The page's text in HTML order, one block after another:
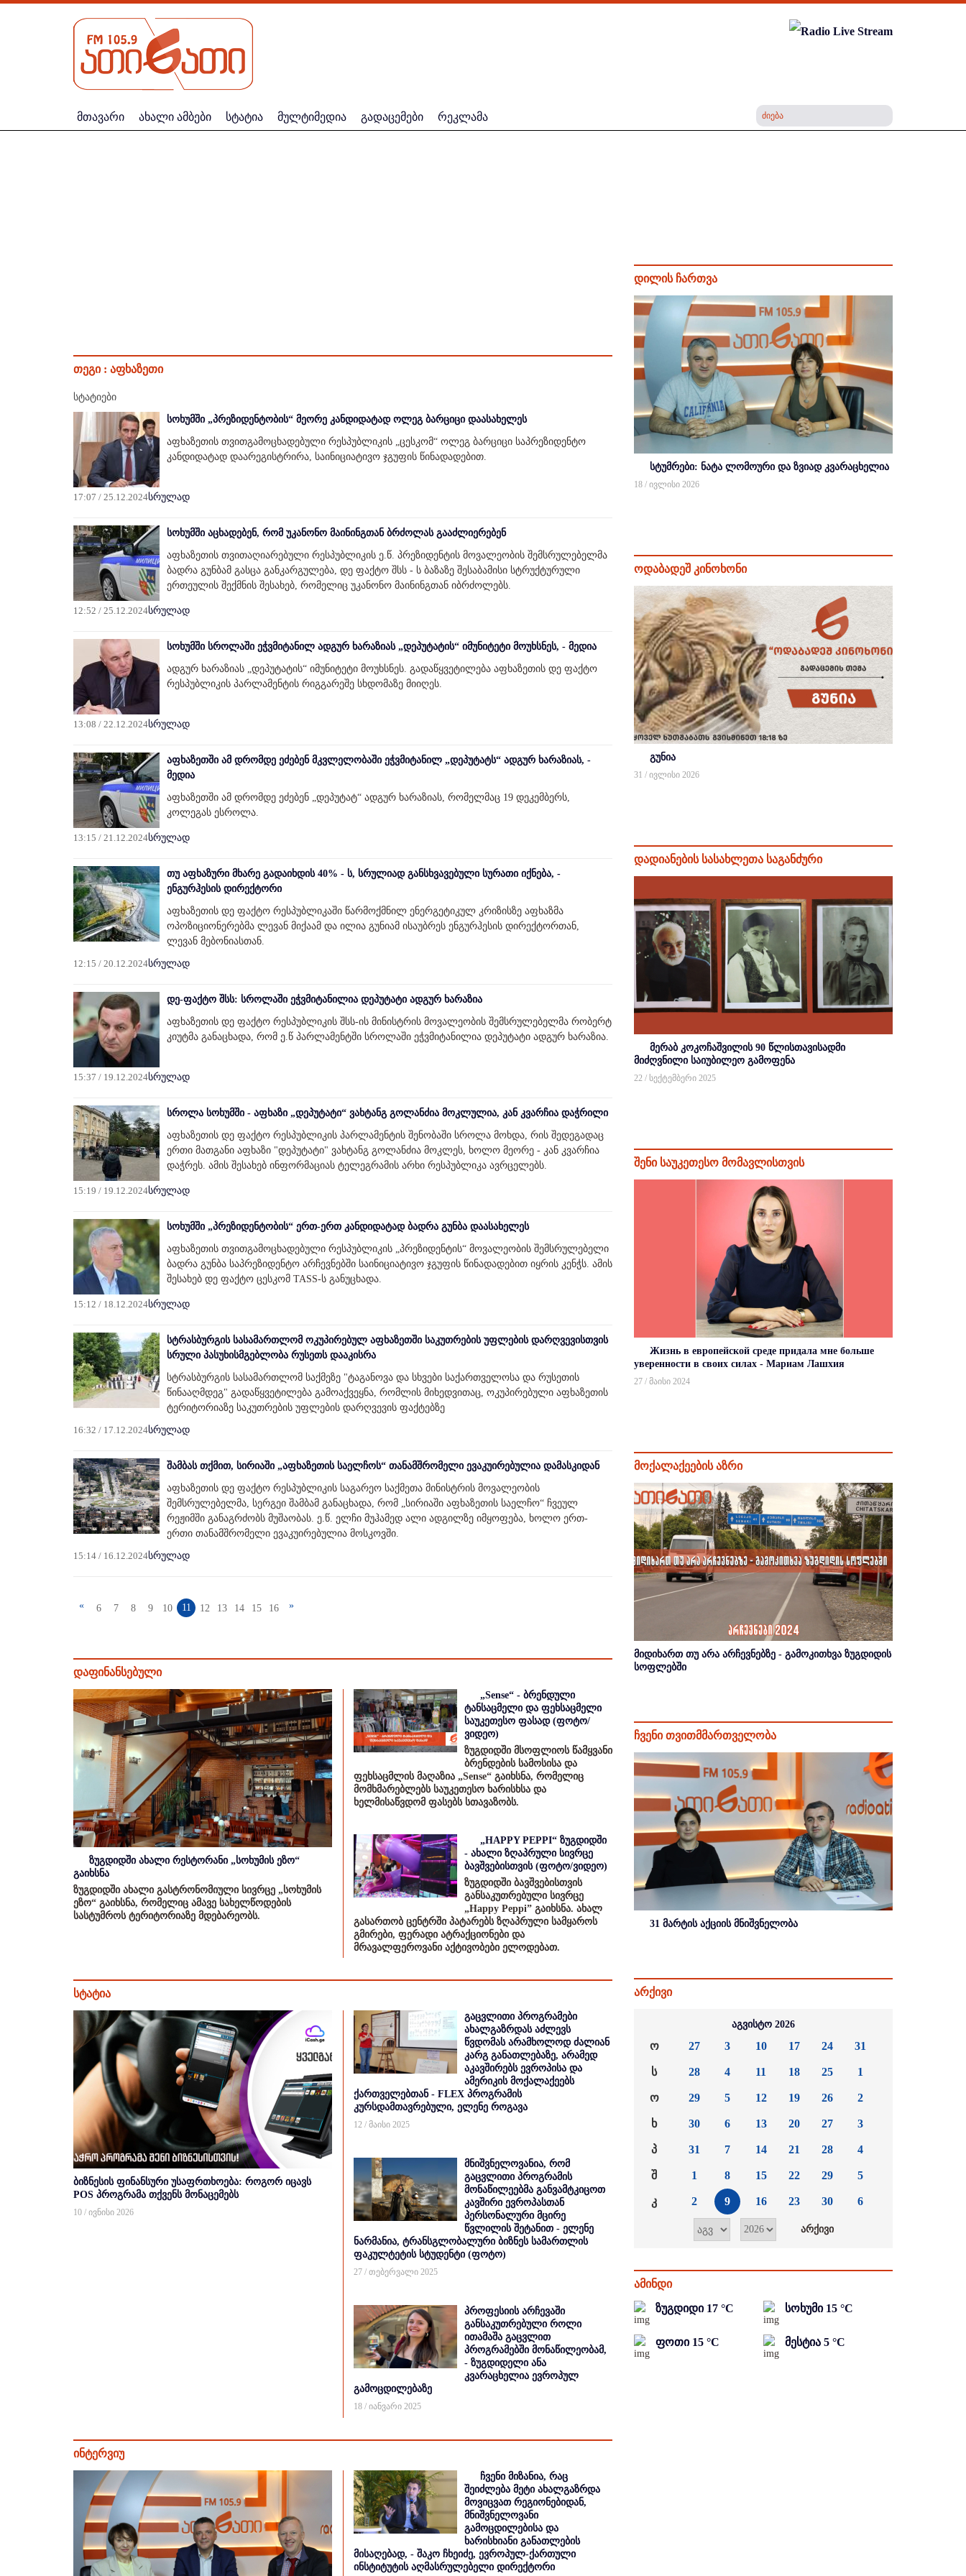
მთავარი ახალი ამბები სტატია მულტიმედია გადაცემები რეკლამა
თეგი : აფხაზეთი
სტატიები
სოხუმში „პრეზიდენტობის“ მეორე კანდიდატად ოლეგ ბარციცი დაასახელეს
აფხაზეთის თვითგამოცხადებული რესპუბლიკის „ცესკომ“ ოლეგ ბარციცი საპრეზიდენტო
კანდიდატად დაარეგისტრირა, საინიციატივო ჯგუფის წინადადებით.
17:07 / 25.12.2024სრულად
სოხუმში აცხადებენ, რომ უკანონო მაინინგთან ბრძოლას გააძლიერებენ
აფხაზეთის თვითაღიარებული რესპუბლიკის ე.წ. პრეზიდენტის მოვალეობის შემსრულებელმა
ბადრა გუნბამ გასცა განკარგულება, დე ფაქტო შსს - ს ბაზაზე შესაბამისი სტრუქტურული
ერთეულის შექმნის შესახებ, რომელიც უკანონო მაინინგთან იბრძოლებს.
12:52 / 25.12.2024სრულად
სოხუმში სროლაში ეჭვმიტანილ ადგურ ხარაზიას „დეპუტატის“ იმუნიტეტი მოუხსნეს, - მედია
ადგურ ხარაზიას „დეპუტატის“ იმუნიტეტი მოუხსნეს. გადაწყვეტილება აფხაზეთის დე ფაქტო
რესპუბლიკის პარლამენტის რიგგარეშე სხდომაზე მიიღეს.
13:08 / 22.12.2024სრულად
აფხაზეთში ამ დრომდე ეძებენ მკვლელობაში ეჭვმიტანილ „დეპუტატს“ ადგურ ხარაზიას, -
მედია
აფხაზეთში ამ დრომდე ეძებენ „დეპუტატ“ ადგურ ხარაზიას, რომელმაც 19 დეკემბერს,
კოლეგას ესროლა.
13:15 / 21.12.2024სრულად
თუ აფხაზური მხარე გადაიხდის 40% - ს, სრულიად განსხვავებული სურათი იქნება, -
ენგურჰესის დირექტორი
აფხაზეთის დე ფაქტო რესპუბლიკაში წარმოქმნილ ენერგეტიკულ კრიზისზე აფხაზმა
ოპოზიციონერებმა ლევან მიქაამ და ილია გუნიამ ისაუბრეს ენგურჰესის დირექტორთან,
ლევან მებონიასთან.
12:15 / 20.12.2024სრულად
დე-ფაქტო შსს: სროლაში ეჭვმიტანილია დეპუტატი ადგურ ხარაზია
აფხაზეთის დე ფაქტო რესპუბლიკის შსს-ის მინისტრის მოვალეობის შემსრულებელმა რობერტ
კიუტმა განაცხადა, რომ ე.წ პარლამენტში სროლაში ეჭვმიტანილია დეპუტატი ადგურ ხარაზია.
15:37 / 19.12.2024სრულად
სროლა სოხუმში - აფხაზი „დეპუტატი“ ვახტანგ გოლანძია მოკლულია, კან კვარჩია დაჭრილი
აფხაზეთის დე ფაქტო რესპუბლიკის პარლამენტის შენობაში სროლა მოხდა, რის შედეგადაც
ერთი მათგანი აფხაზი "დეპუტატი" ვახტანგ გოლანძია მოკლეს, ხოლო მეორე - კან კვარჩია
დაჭრეს. ამის შესახებ ინფორმაციას ტელეგრამის არხი რესპუბლიკა ავრცელებს.
15:19 / 19.12.2024სრულად
სოხუმში „პრეზიდენტობის“ ერთ-ერთ კანდიდატად ბადრა გუნბა დაასახელეს
აფხაზეთის თვითგამოცხადებული რესპუბლიკის „პრეზიდენტის“ მოვალეობის შემსრულებელი
ბადრა გუნბა საპრეზიდენტო არჩევნებში საინიციატივო ჯგუფის წინადადებით იყრის კენჭს. ამის
შესახებ დე ფაქტო ცესკომ TASS-ს განუცხადა.
15:12 / 18.12.2024სრულად
სტრასბურგის სასამართლომ ოკუპირებულ აფხაზეთში საკუთრების უფლების დარღვევისთვის
სრული პასუხისმგებლობა რუსეთს დააკისრა
სტრასბურგის სასამართლომ საქმეზე "ტაგანოვა და სხვები საქართველოსა და რუსეთის
წინააღმდეგ" გადაწყვეტილება გამოაქვეყნა, რომლის მიხედვითაც, ოკუპირებული აფხაზეთის
ტერიტორიაზე საკუთრების უფლების დარღვევის ფაქტებზე
16:32 / 17.12.2024სრულად
შამბას თქმით, სირიაში „აფხაზეთის საელჩოს“ თანამშრომელი ევაკუირებულია დამასკიდან
აფხაზეთის დე ფაქტო რესპუბლიკის საგარეო საქმეთა მინისტრის მოვალეობის
შემსრულებელმა, სერგეი შამბამ განაცხადა, რომ „სირიაში აფხაზეთის საელჩო“ ჩვეულ
რეჟიმში განაგრძობს მუშაობას. ე.წ. ელჩი მუჰამედ ალი ადგილზე იმყოფება, ხოლო ერთ-
ერთი თანამშრომელი ევაკუირებულია მოსკოვში.
15:14 / 16.12.2024სრულად
« 6 7 8 9 10 11 12 13 14 15 16 »
დაფინანსებული
ზუგდიდში ახალი რესტორანი „სოხუმის ეზო“
გაიხსნა
ზუგდიდში ახალი გასტრონომიული სივრცე „სოხუმის
ეზო“ გაიხსნა, რომელიც ამავე სახელწოდების
სასტუმროს ტერიტორიაზე მდებარეობს.
„Sense“ - ბრენდული
ტანსაცმელი და ფეხსაცმელი
საუკეთესო ფასად (ფოტო/
ვიდეო)
ზუგდიდში მსოფლიოს წამყვანი
ბრენდების სამოსისა და
ფეხსაცმლის მაღაზია „Sense“ გაიხსნა, რომელიც
მომხმარებლებს საუკეთესო ხარისხსა და
ხელმისაწვდომ ფასებს სთავაზობს.
„HAPPY PEPPI“ ზუგდიდში
- ახალი ზღაპრული სივრცე
ბავშვებისთვის (ფოტო/ვიდეო)
ზუგდიდში ბავშვებისთვის
განსაკუთრებული სივრცე
„Happy Peppi” გაიხსნა. ახალ
გასართობ ცენტრში პატარებს ზღაპრული სამყაროს
გმირები, ფერადი ატრაქციონები და
მრავალფეროვანი აქტივობები ელოდებათ.
სტატია
ბიზნესის ფინანსური უსაფრთხოება: როგორ იცავს
POS პროგრამა თქვენს მონაცემებს
10 / ივნისი 2026
გაცვლითი პროგრამები
ახალგაზრდას აძლევს
წვდომას არამხოლოდ ძალიან
კარგ განათლებაზე, არამედ
აკავშირებს ევროპისა და
ამერიკის მოქალაქეებს
ქართველებთან - FLEX პროგრამის
კურსდამთავრებული, ელენე როგავა
12 / მაისი 2025
მნიშვნელოვანია, რომ
გაცვლითი პროგრამის
მონაწილეებმა განვამტკიცოთ
კავშირი ევროპასთან
პერსონალური მცირე
წვლილის შეტანით - ელენე
ნარმანია, ტრანსგლობალური ბიზნეს სამართლის
ფაკულტეტის სტუდენტი (ფოტო)
27 / თებერვალი 2025
პროფესიის არჩევაში
განსაკუთრებული როლი
ითამაშა გაცვლით
პროგრამებში მონაწილეობამ,
- ზუგდიდელი ანა
კვარაცხელია ევროპულ
გამოცდილებაზე
18 / იანვარი 2025
ინტერვიუ
ჩვენი მიზანია, რაც
შეიძლება მეტი ახალგაზრდა
მოვიცვათ რეგიონებიდან,
მნიშვნელოვანი
გამოცდილებისა და
ხარისხიანი განათლების
მისაღებად, - შაკო ჩხეიძე, ევროპულ-ქართული
ინსტიტუტის აღმასრულებელი დირექტორი
დილის ჩართვა
სტუმრები: ნატა ლომოური და ზვიად კვარაცხელია
18 / ივლისი 2026
ოდაბადეშ კინოხონი
გუნია
31 / ივლისი 2026
დადიანების სასახლეთა საგანძური
მერაბ კოკოჩაშვილის 90 წლისთავისადმი
მიძღვნილი საიუბილეო გამოფენა
22 / სექტემბერი 2025
შენი საუკეთესო მომავლისთვის
Жизнь в европейской среде придала мне больше
уверенности в своих силах - Мариам Лашхия
27 / მაისი 2024
მოქალაქეების აზრი
მიდიხართ თუ არა არჩევნებზე - გამოკითხვა ზუგდიდის
სოფლებში
ჩვენი თვითმმართველობა
31 მარტის აქციის მნიშვნელობა
არქივი
აგვისტო 2026
ო
ს
ო
ხ
პ
შ
კ
27
28
29
30
31
1
2
3
4
5
6
7
8
9
10
11
12
13
14
15
16
17
18
19
20
21
22
23
24
25
26
27
28
29
30
31
1
2
3
4
5
6
ამინდი
ზუგდიდი 17 °C სოხუმი 15 °C
ფოთი 15 °C მესტია 5 °C